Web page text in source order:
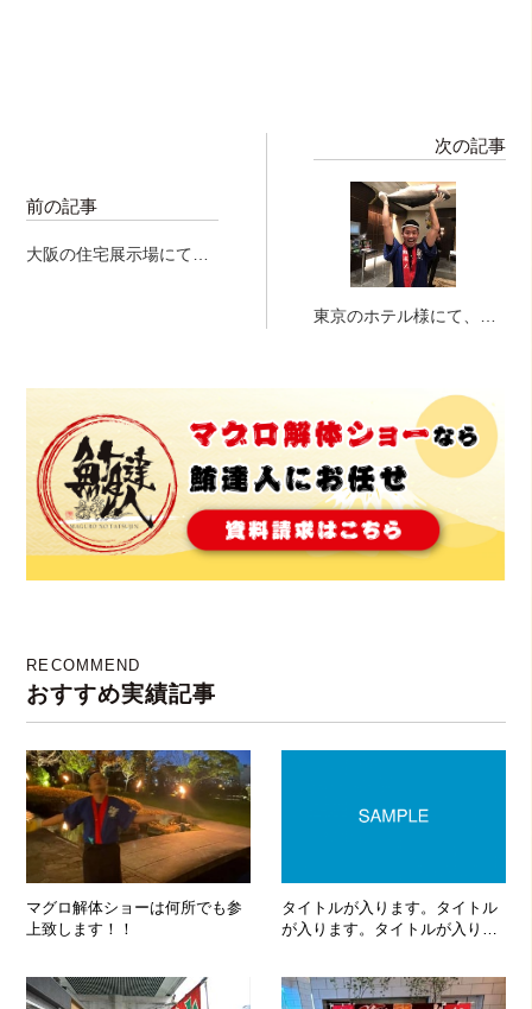
前の記事
大阪の住宅展示場にてマ
次の記事
東京のホテル様にて、寒
RECOMMEND
おすすめ実績記事
マグロ解体ショーは何所でも参
上致します！！
タイトルが入ります。タイトル
が入ります。タイトルが入りま